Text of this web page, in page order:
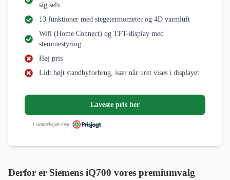
sig selv
13 funktioner med stegetermometer og 4D varmluft
Wifi (Home Connect) og TFT-display med
stemmestyring
Høj pris
Lidt højt standbyforbrug, især når uret vises i displayet
Laveste pris her
i samarbejde med
Derfor er Siemens iQ700 vores premiumvalg